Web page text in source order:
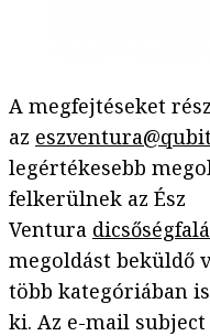
A megfejtéseket
az
legértékesebb
felkerülnek az Ész
Ventura
megoldást beküldő
több kategóriában
ki. Az e-mail